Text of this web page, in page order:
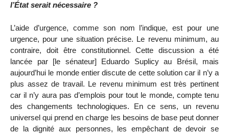
l’État serait nécessaire ?
L’aide d’urgence, comme son nom l’indique, est pour une
urgence, pour une situation précise. Le revenu minimum, au
contraire, doit être constitutionnel. Cette discussion a été
lancée par [le sénateur] Eduardo Suplicy au Brésil, mais
aujourd’hui le monde entier discute de cette solution car il n’y a
plus assez de travail. Le revenu minimum est très pertinent
car il n’y aura pas d’emplois pour tout le monde, compte tenu
des changements technologiques. En ce sens, un revenu
universel qui prend en charge les besoins de base peut donner
de la dignité aux personnes, les empêchant de devoir se